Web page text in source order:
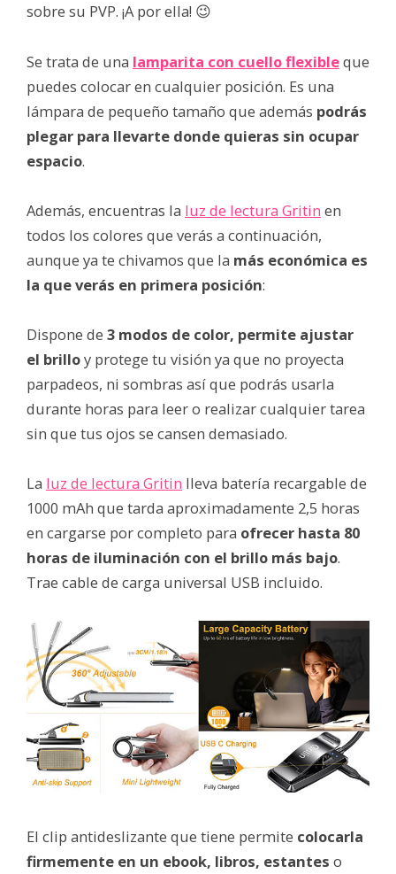
sobre su PVP. ¡A por ella! 😉
Se trata de una lamparita con cuello flexibleque
puedes colocar en cualquier posición. Es una
lámpara de pequeño tamaño que además podrás
plegar para llevarte donde quieras sin ocupar
espacio.
Además, encuentras la luz de lectura Gritin en
todos los colores que verás a continuación,
aunque ya te chivamos que la más económica es
la que verás en primera posición:
Dispone de 3 modos de color, permite ajustar
el brilloy protege tu visión ya que no proyecta
parpadeos, ni sombras así que podrás usarla
durante horas para leer o realizar cualquier tarea
sin que tus ojos se cansen demasiado.
La luz de lectura Gritin lleva batería recargable de
1000 mAh que tarda aproximadamente 2,5 horas
en cargarse por completo para ofrecer hasta 80
horas de iluminación con el brillo más bajo.
Trae cable de carga universal USB incluido.
El clip antideslizante que tiene permite colocarla
firmemente en un ebook, libros, estantes o